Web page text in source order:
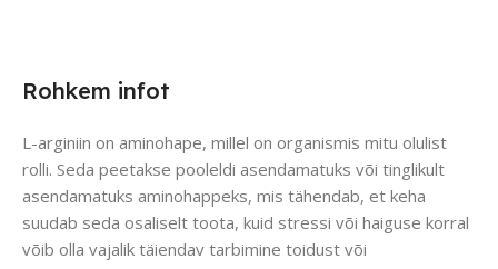
Rohkem infot
L-arginiin on aminohape, millel on organismis mitu olulist
rolli. Seda peetakse pooleldi asendamatuks või tinglikult
asendamatuks aminohappeks, mis tähendab, et keha
suudab seda osaliselt toota, kuid stressi või haiguse korral
võib olla vajalik täiendav tarbimine toidust või